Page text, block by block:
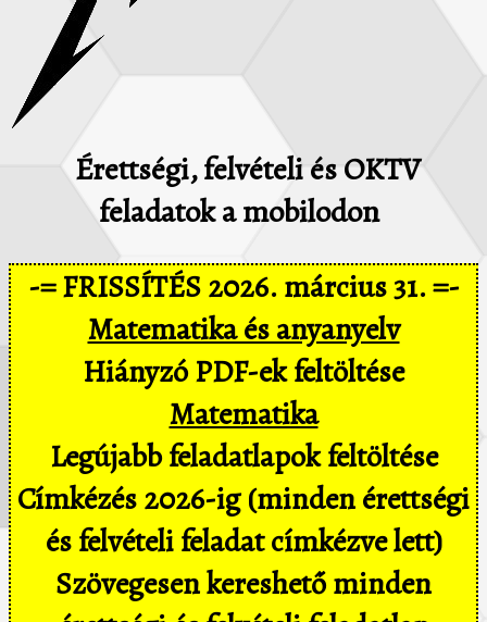
Érettségi, felvételi és OKTV
feladatok a mobilodon
-= FRISSÍTÉS 2026. március 31. =-
Matematika és anyanyelv
Hiányzó PDF-ek feltöltése
Matematika
Legújabb feladatlapok feltöltése
Címkézés 2026-ig (minden érettségi
és felvételi feladat címkézve lett)
Szövegesen kereshető minden